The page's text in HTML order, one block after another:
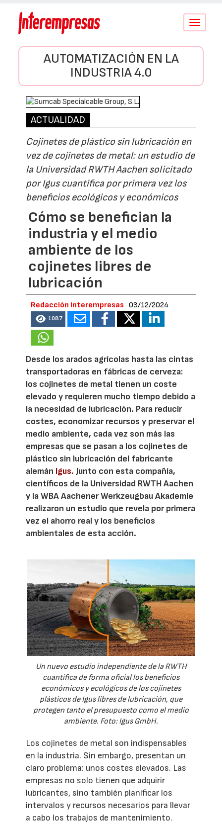
Conmutar
AUTOMATIZACIÓN EN LA
INDUSTRIA 4.0
ACTUALIDAD
Cojinetes de plástico sin lubricación en
vez de cojinetes de metal: un estudio de
la Universidad RWTH Aachen solicitado
por Igus cuantifica por primera vez los
beneficios ecológicos y económicos
Cómo se benefician la
industria y el medio
ambiente de los
cojinetes libres de
lubricación
Redacción Interempresas 03/12/2024
1087
Desde los arados agrícolas hasta las cintas
transportadoras en fábricas de cerveza:
los cojinetes de metal tienen un coste
elevado y requieren mucho tiempo debido a
la necesidad de lubricación. Para reducir
costes, economizar recursos y preservar el
medio ambiente, cada vez son más las
empresas que se pasan a los cojinetes de
plástico sin lubricación del fabricante
alemán Igus. Junto con esta compañía,
científicos de la Universidad RWTH Aachen
y la WBA Aachener Werkzeugbau Akademie
realizaron un estudio que revela por primera
vez el ahorro real y los beneficios
ambientales de esta acción.
Un nuevo estudio independiente de la RWTH
cuantifica de forma oficial los beneficios
económicos y ecológicos de los cojinetes
plásticos de Igus libres de lubricación, que
protegen tanto el presupuesto como el medio
ambiente. Foto: Igus GmbH.
Los cojinetes de metal son indispensables
en la industria. Sin embargo, presentan un
claro problema: unos costes elevados. Las
empresas no solo tienen que adquirir
lubricantes, sino también planificar los
intervalos y recursos necesarios para llevar
a cabo los trabajos de mantenimiento.